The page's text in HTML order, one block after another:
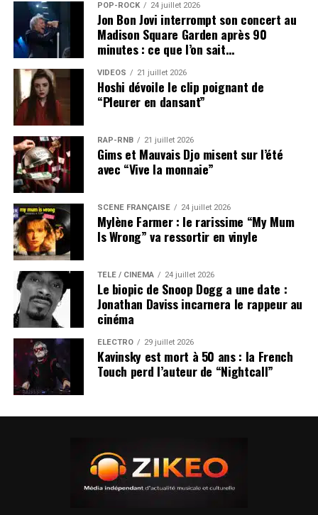
POP-ROCK 24 juillet 2026
Jon Bon Jovi interrompt son concert au
Madison Square Garden après 90
minutes : ce que l’on sait…
VIDEOS 21 juillet 2026
Hoshi dévoile le clip poignant de
“Pleurer en dansant”
RAP-RNB 21 juillet 2026
Gims et Mauvais Djo misent sur l’été
avec “Vive la monnaie”
SCÈNE FRANÇAISE 24 juillet 2026
Mylène Farmer : le rarissime “My Mum
Is Wrong” va ressortir en vinyle
TÉLÉ / CINÉMA 24 juillet 2026
Le biopic de Snoop Dogg a une date :
Jonathan Daviss incarnera le rappeur au
cinéma
ÉLECTRO 29 juillet 2026
Kavinsky est mort à 50 ans : la French
Touch perd l’auteur de “Nightcall”